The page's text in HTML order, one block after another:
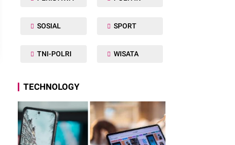
SOSIAL SPORT
TNI-POLRI WISATA
TECHNOLOGY